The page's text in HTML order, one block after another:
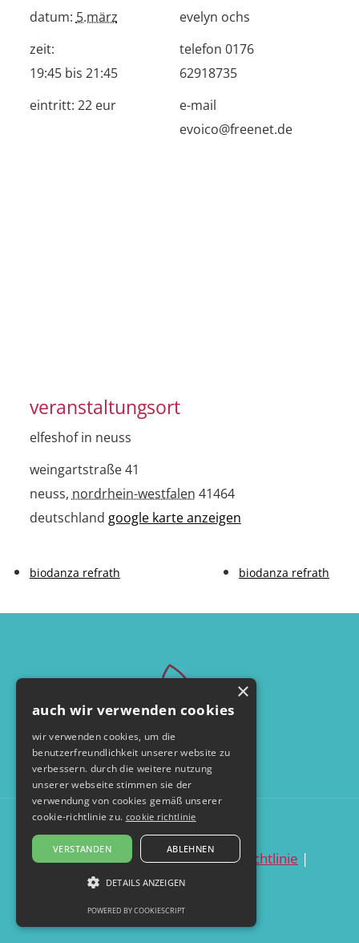
datum: 5.märz
zeit:
19:45 bis 21:45
eintritt: 22 eur
evelyn ochs
telefon 0176
62918735
e-mail
evoico@freenet.de
veranstaltungsort
elfeshof in neuss
weingartstraße 41
neuss, nordrhein-westfalen 41464
deutschland google karte anzeigen
biodanza refrath biodanza refrath
© by seelentanzerei.de
datenschutzerklärung|cookie richtlinie |
impressum
×
auch wir verwenden cookies
wir verwenden cookies, um die
benutzerfreundlichkeit unserer website zu
verbessern. durch die weitere nutzung
unserer webseite stimmen sie der
verwendung von cookies gemäß unserer
cookie-richtlinie zu. cookie richtlinie
VERSTANDEN ABLEHNEN
DETAILS ANZEIGEN
UNBEDINGT ERFORDERLICH
POWERED BY COOKIESCRIPT